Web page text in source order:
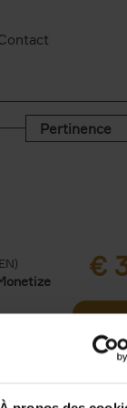
Pertinence
€